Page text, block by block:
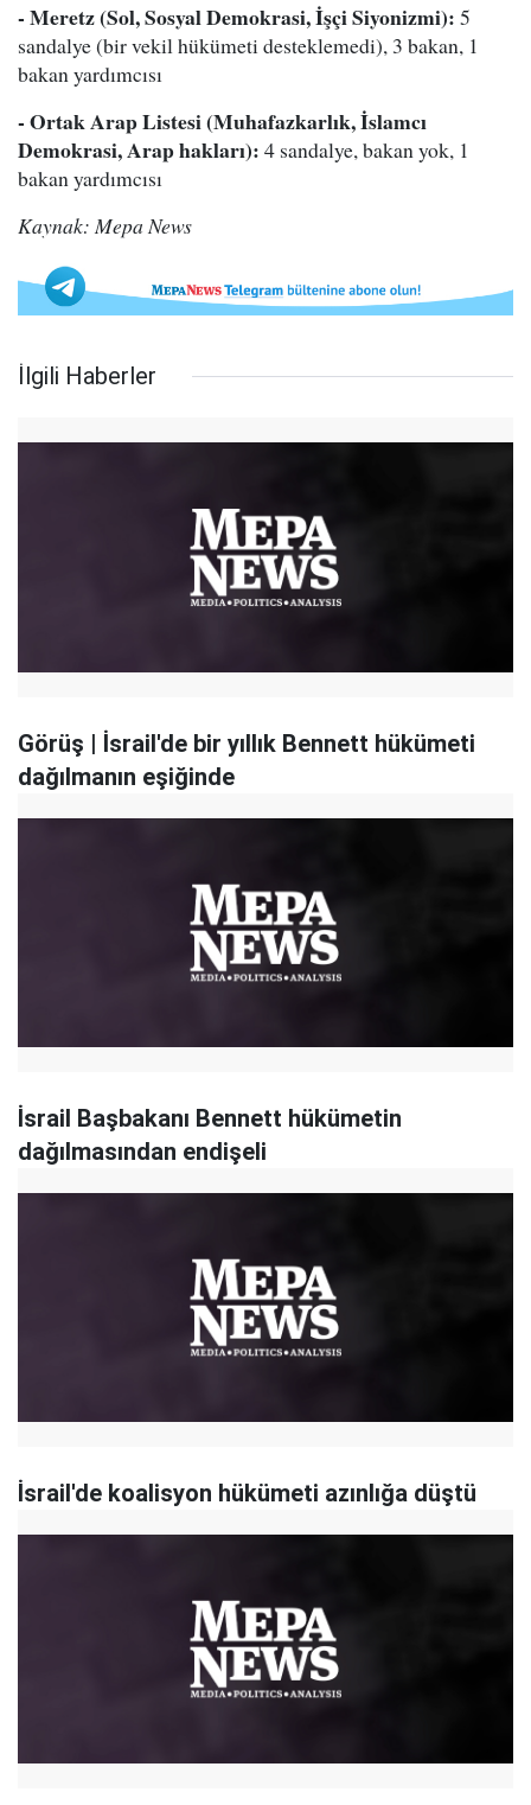
- Meretz (Sol, Sosyal Demokrasi, İşçi Siyonizmi): 5
sandalye (bir vekil hükümeti desteklemedi), 3 bakan, 1
bakan yardımcısı
- Ortak Arap Listesi (Muhafazkarlık, İslamcı
Demokrasi, Arap hakları): 4 sandalye, bakan yok, 1
bakan yardımcısı
Kaynak: Mepa News
İlgili Haberler
Görüş | İsrail'de bir yıllık Bennett hükümeti
dağılmanın eşiğinde
İsrail Başbakanı Bennett hükümetin
dağılmasından endişeli
İsrail'de koalisyon hükümeti azınlığa düştü